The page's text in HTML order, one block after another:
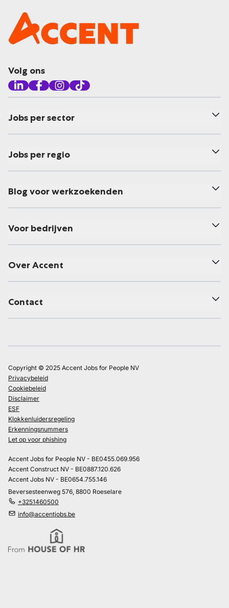
Volg ons
Jobs per sector
Jobs per regio
Blog voor werkzoekenden
Voor bedrijven
Over Accent
Contact
Copyright © 2025 Accent Jobs for People NV
Privacybeleid
Cookiebeleid
Disclaimer
ESF
Klokkenluidersregeling
Erkenningsnummers
Let op voor phishing
Accent Jobs for People NV - BE0455.069.956
Accent Construct NV - BE0887.120.626
Accent Jobs NV - BE0654.755.146
Beversesteenweg 576, 8800 Roeselare
+3251460500
info@accentjobs.be